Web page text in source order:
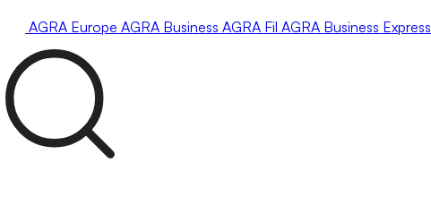
AGRA Europe AGRA Business AGRA Fil AGRA Business Express